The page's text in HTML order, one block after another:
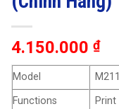
4.150.000₫
Model
Functions
Print